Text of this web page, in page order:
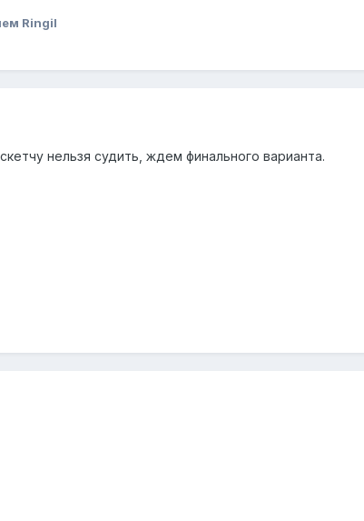
Ringil
нельзя судить, ждем финального варианта.